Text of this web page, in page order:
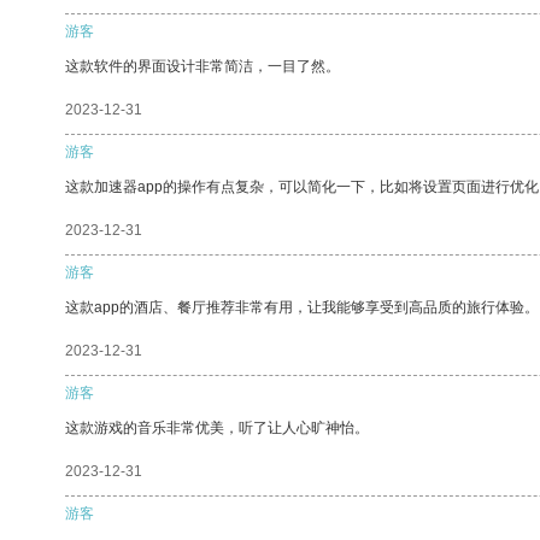
游客
这款软件的界面设计非常简洁，一目了然。
2023-12-31
游客
这款加速器app的操作有点复杂，可以简化一下，比如将设置页面进行优
2023-12-31
游客
这款app的酒店、餐厅推荐非常有用，让我能够享受到高品质的旅行体验。
2023-12-31
游客
这款游戏的音乐非常优美，听了让人心旷神怡。
2023-12-31
游客